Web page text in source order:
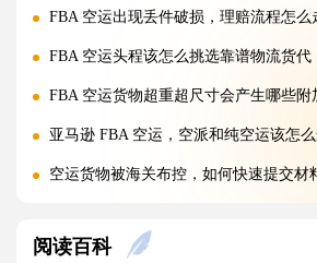
FBA 空运出现丢件破损，理赔流程怎么走（国
FBA 空运头程该怎么挑选靠谱物流货代（国
FBA 空运货物超重超尺寸会产生哪些附加费?(不清
亚马逊 FBA 空运，空派和纯空运该怎么选择?(不
空运货物被海关布控，如何快速提交材料申诉（国
国际空运低申报被海关查到，罚款比例是多少?(国
阅读百科